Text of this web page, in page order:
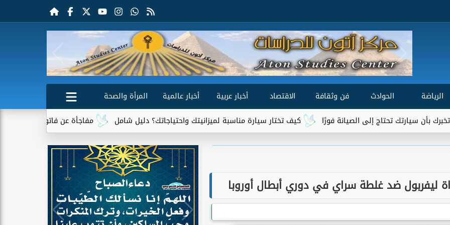
الرياضة الحوادث فن وثقافة الاقتصاد أخبار عربية أخبار عالمية
المرأة والصحة
مفاجأة عن فاتورة الكهرباء.. جهاز واحد يتصدر
كيف تختار سيارة مناسبة لميزانيتك واحتياجاتك؟ دليل شامل إلى الصيانة فورًا
ليفربول ضد غلطة سراي في دوري أبطال أوروبا